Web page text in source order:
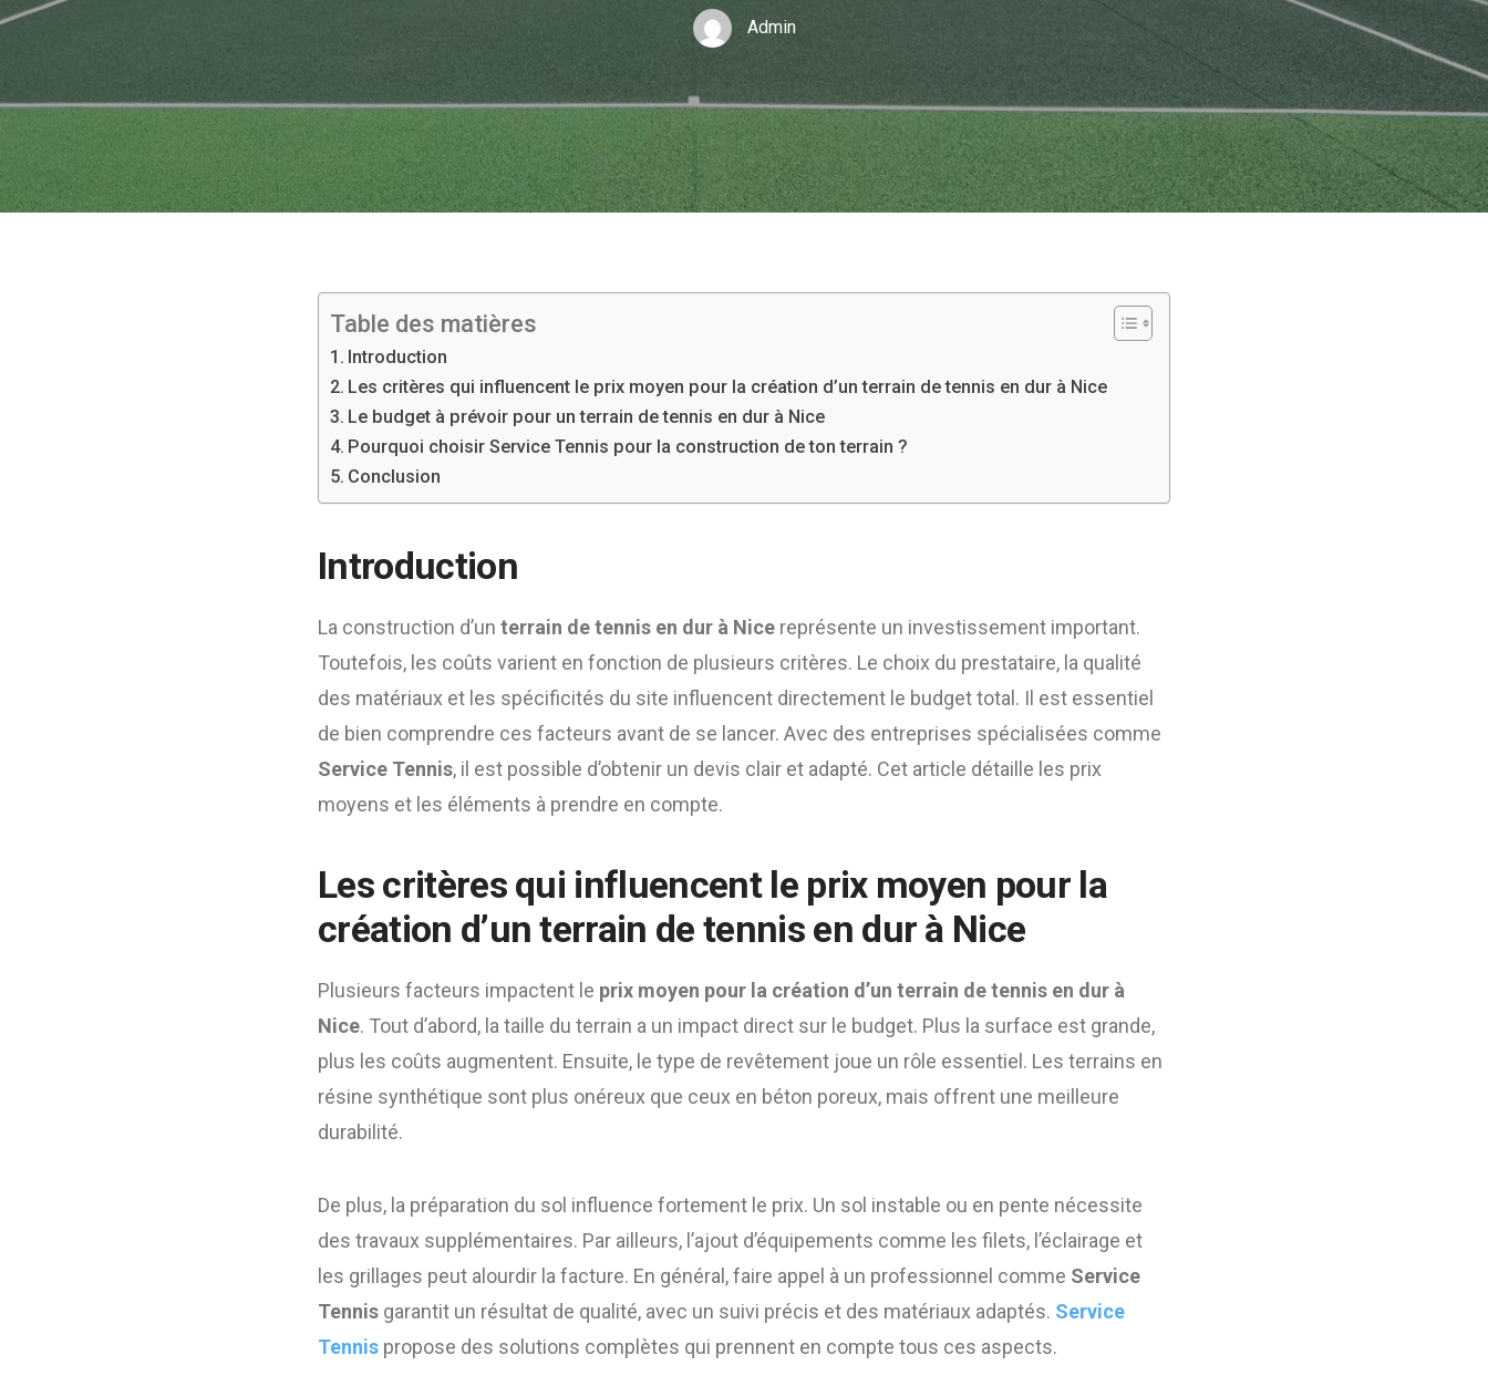
Admin
Table des matières
Introduction
Les critères qui influencent le prix moyen pour la création d’un terrain de tennis en dur à Nice
Le budget à prévoir pour un terrain de tennis en dur à Nice
Pourquoi choisir Service Tennis pour la construction de ton terrain ?
Conclusion
Introduction
La construction d’un terrain de tennis en dur à Nice représente un investissement important.
Toutefois, les coûts varient en fonction de plusieurs critères. Le choix du prestataire, la qualité
des matériaux et les spécificités du site influencent directement le budget total. Il est essentiel
de bien comprendre ces facteurs avant de se lancer. Avec des entreprises spécialisées comme
Service Tennis, il est possible d’obtenir un devis clair et adapté. Cet article détaille les prix
moyens et les éléments à prendre en compte.
Les critères qui influencent le prix moyen pour la
création d’un terrain de tennis en dur à Nice
Plusieurs facteurs impactent le prix moyen pour la création d’un terrain de tennis en dur à
Nice. Tout d’abord, la taille du terrain a un impact direct sur le budget. Plus la surface est grande,
plus les coûts augmentent. Ensuite, le type de revêtement joue un rôle essentiel. Les terrains en
résine synthétique sont plus onéreux que ceux en béton poreux, mais offrent une meilleure
durabilité.
De plus, la préparation du sol influence fortement le prix. Un sol instable ou en pente nécessite
des travaux supplémentaires. Par ailleurs, l’ajout d’équipements comme les filets, l’éclairage et
les grillages peut alourdir la facture. En général, faire appel à un professionnel comme Service
Tennis garantit un résultat de qualité, avec un suivi précis et des matériaux adaptés. Service
Tennis propose des solutions complètes qui prennent en compte tous ces aspects.